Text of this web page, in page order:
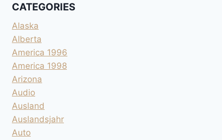
CATEGORIES
Alaska
Alberta
America 1996
America 1998
Arizona
Audio
Ausland
Auslandsjahr
Auto